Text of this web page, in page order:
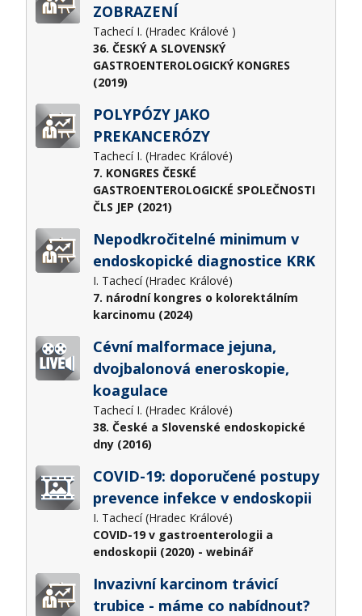
ZOBRAZENÍ
Tachecí I. (Hradec Králové )
36. ČESKÝ A SLOVENSKÝ
GASTROENTEROLOGICKÝ KONGRES
(2019)
POLYPÓZY JAKO
PREKANCERÓZY
Tachecí I. (Hradec Králové)
7. KONGRES ČESKÉ
GASTROENTEROLOGICKÉ SPOLEČNOSTI
ČLS JEP (2021)
Nepodkročitelné minimum v
endoskopické diagnostice KRK
I. Tachecí (Hradec Králové)
7. národní kongres o kolorektálním
karcinomu (2024)
Cévní malformace jejuna,
dvojbalonová eneroskopie,
koagulace
Tachecí I. (Hradec Králové)
38. České a Slovenské endoskopické
dny (2016)
COVID-19: doporučené postupy
prevence infekce v endoskopii
I. Tachecí (Hradec Králové)
COVID-19 v gastroenterologii a
endoskopii (2020) - webinář
Invazivní karcinom trávicí
trubice - máme co nabídnout?